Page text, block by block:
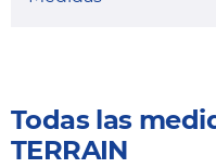
Todas las
TERRAIN